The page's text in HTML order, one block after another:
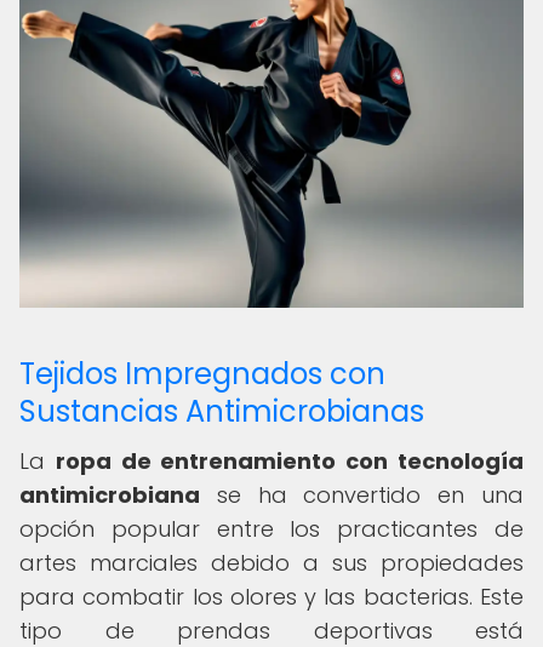
Tejidos Impregnados con
Sustancias Antimicrobianas
La ropa de entrenamiento con tecnología
antimicrobiana se ha convertido en una
opción popular entre los practicantes de
artes marciales debido a sus propiedades
para combatir los olores y las bacterias. Este
tipo de prendas deportivas está